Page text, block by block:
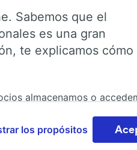
comprueba los
opera en 45
Deutsche Bahn.
Sabemos que el
es una gran
te explicamos cómo
almacenamos o
aceptar o administrar tus
el derecho de oposición
los propósitos